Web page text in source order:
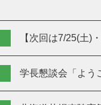
【次回は7/25(土)
学長懇談会「よう